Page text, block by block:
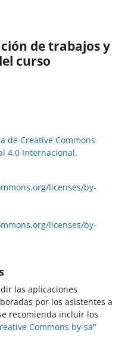
de trabajos y
curso
de Creative Commons
4.0 Internacional.
licenses/by-
licenses/by-
las aplicaciones
por los asistentes a
recomienda incluir los
Commons by-sa"